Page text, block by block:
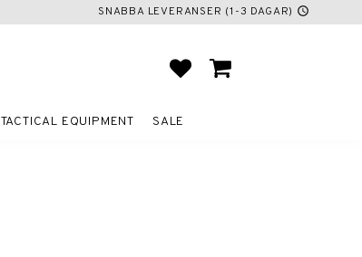
SNABBA LEVERANSER (1-3 DAGAR) schedule
FAVORITES
BASKET
TACTICAL EQUIPMENT SALE